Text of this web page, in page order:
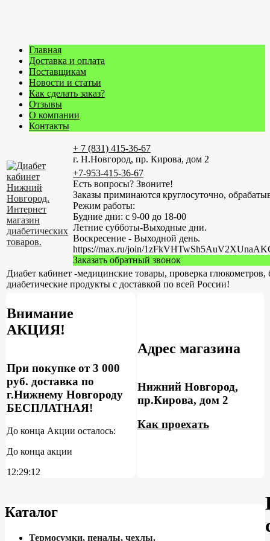
Главная
Доставка и оплата
Поставщикам
Новости и статьи
Как сделать заказ?
Отзывы
О компании
Контакты
+ 7 (831) 415-36-67
г. Н.Новгород, пр. Кирова, дом 2
+7-953-415-36-67
Есть вопросы? Звоните!
Заказы приминаются круглосуточно,
Режим работы:
Будние дни: с 9-00 до 18-00
Летние субботы-Выходные дни.
Воскресение - Выходной день.
https://max.ru/join/
Заказать обратный звонок
Диабет кабинет -медицинские товары, проверка глюкометров,
диабетические продукты с доставкой по всей России!
Внимание
АКЦИЯ!
При покупке от 3 000
руб. доставка по
г.Нижнему Новгороду
БЕСПЛАТНАЯ!
До конца Акции осталось:
До конца акции
12:29:11
Адрес магазина
Нижний Новгород,
пр.Кирова, дом 2
Как проехать
Каталог
Термосумки, пеналы, чехлы.